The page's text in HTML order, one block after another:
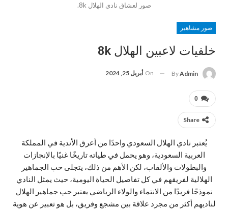
صور لعشاق نادي الهلال 8k.
صور مشاهير
خلفيات لاعبين الهلال 8k
ByAdmin
On أبريل 25, 2024
0
Share
يُعتبر نادي الهلال السعودي واحدًا من أعرق الأندية في المملكة
العربية السعودية، وهو يحمل في طياته تاريخًا غنيًا بالإنجازات
والبطولات والألقاب، لكن الأهم من ذلك، يتجلى حب الجماهير
الهلالية لفريقهم في كل تفاصيل الحياة اليومية، حيث يمثل النادي
نموذجًا فريدًا من الانتماء والولاء الرياضي يعتبر حب جماهير الهلال
لناديهم أكثر من مجرد علاقة بين مشجع وفريق، بل هو تعبير عن هوية